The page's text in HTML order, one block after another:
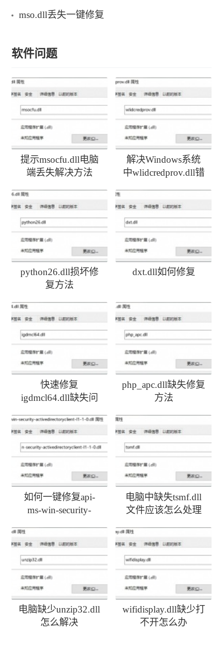
mso.dll丢失一键修复
软件问题
提示msocfu.dll电脑
端丢失解决方法
解决Windows系统
中wlidcredprov.dll错
python26.dll损坏修
复方法
dxt.dll如何修复
快速修复
igdmcl64.dll缺失问
php_apc.dll缺失修复
方法
如何一键修复api-
ms-win-security-
电脑中缺失tsmf.dll
文件应该怎么处理
电脑缺少unzip32.dll
怎么解决
wifidisplay.dll缺少打
不开怎么办